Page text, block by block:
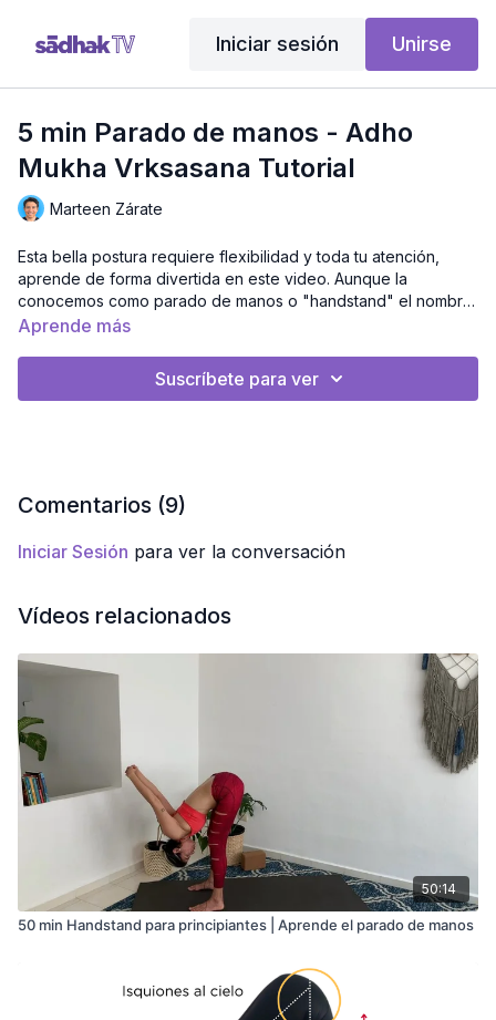
Iniciar sesión Unirse
5 min Parado de manos - Adho
Mukha Vrksasana Tutorial
Marteen Zárate
Esta bella postura requiere flexibilidad y toda tu atención,
aprende de forma divertida en este video. Aunque la
conocemos como parado de manos o "handstand" el nombre
en sánscrito es postura del árbol boca abajo.
Adho - abajo
Aprende más
Suscríbete para ver
Comentarios (9)
Iniciar Sesión para ver la conversación
Vídeos relacionados
50:14
50 min Handstand para principiantes | Aprende el parado de manos